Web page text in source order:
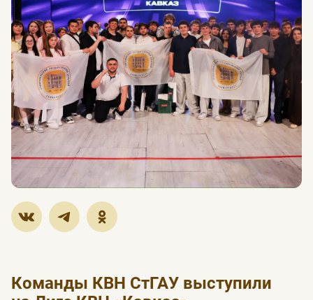
Команды КВН СтГАУ выступили